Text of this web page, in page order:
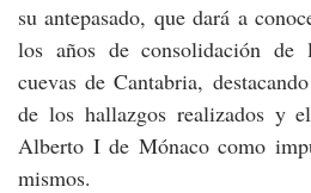
su antepasado, que dará a
los años de consolidación de
cuevas de Cantabria,
de los hallazgos realizados y
Alberto I de Mónaco como
mismos.